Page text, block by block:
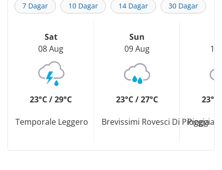
7 Dagar 10 Dagar 14 Dagar 30 Dagar
Sat
08 Aug
23°C / 29°C
Temporale Leggero
Sun
09 Aug
23°C / 27°C
Brevissimi Rovesci Di Pioggia
10
23°C
Pioggia